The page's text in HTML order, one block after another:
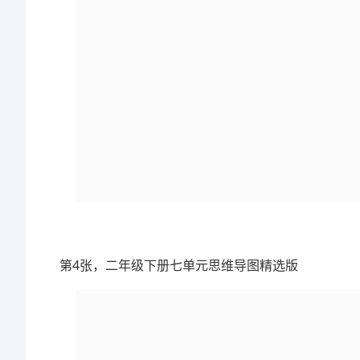
第4张，二年级下册七单元思维导图精选版